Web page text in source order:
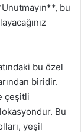
bu
bu özel
biridir.
çeşitli
Bu
yeşil